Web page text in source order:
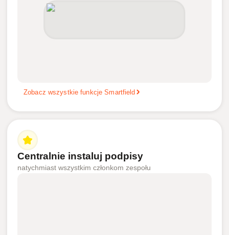
Zobacz wszystkie funkcje Smartfield
Centralnie instaluj podpisy
natychmiast wszystkim członkom zespołu